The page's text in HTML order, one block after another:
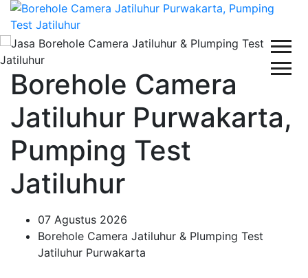
Borehole Camera
Jatiluhur Purwakarta,
Pumping Test
Jatiluhur
07 Agustus 2026
Borehole Camera Jatiluhur & Plumping Test
Jatiluhur Purwakarta